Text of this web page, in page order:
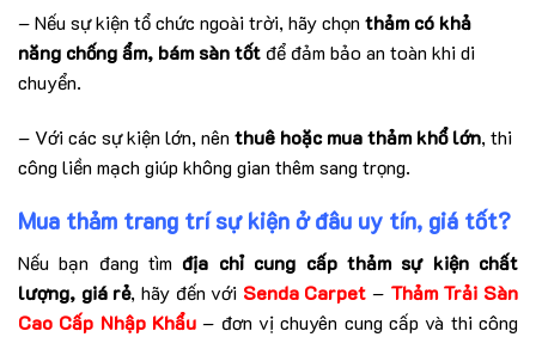
– Nếu sự kiện tổ chức ngoài trời, hãy chọn thảm có khả
năng chống ẩm, bám sàn tốt để đảm bảo an toàn khi di
chuyển.
– Với các sự kiện lớn, nên thuê hoặc mua thảm khổ lớn, thi
công liền mạch giúp không gian thêm sang trọng.
Mua thảm trang trí sự kiện ở đâu uy tín, giá tốt?
Nếu bạn đang tìm địa chỉ cung cấp thảm sự kiện chất
lượng, giá rẻ, hãy đến với Senda Carpet – Thảm Trải Sàn
Cao Cấp Nhập Khẩu – đơn vị chuyên cung cấp và thi công